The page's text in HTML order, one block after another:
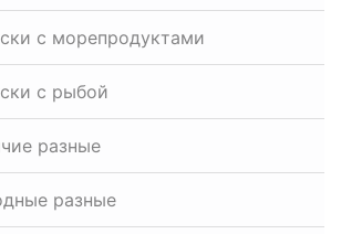
с морепродуктами
с рыбой
разные
разные